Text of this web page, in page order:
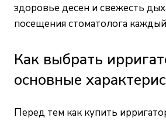
здоровье десен и свежесть
посещения стоматолога
Как выбрать
основные
Перед тем как купить